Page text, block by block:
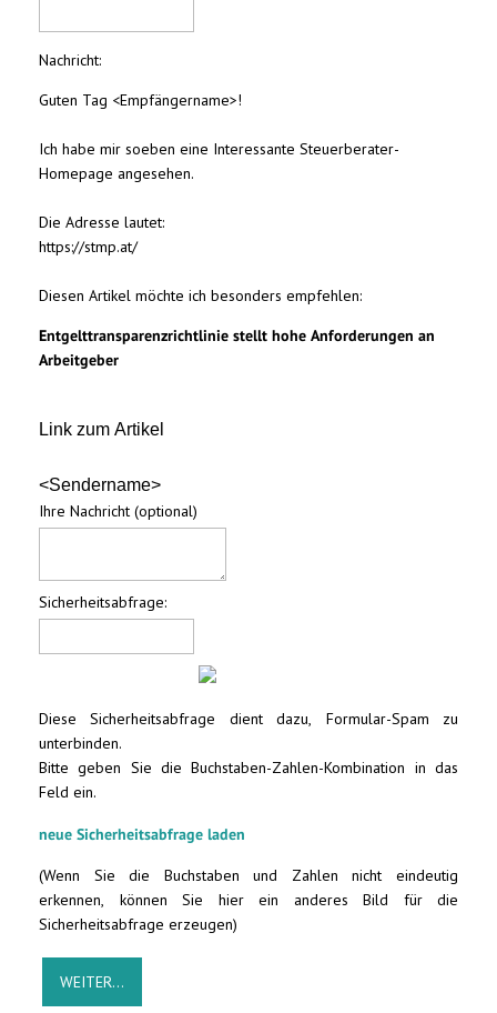
Nachricht:
Guten Tag <Empfängername>!
Ich habe mir soeben eine Interessante Steuerberater-
Homepage angesehen.
Die Adresse lautet:
https://stmp.at/
Diesen Artikel möchte ich besonders empfehlen:
Entgelttransparenz​­richtlinie stellt hohe Anforderungen an
Arbeitgeber
Link zum Artikel
<Sendername>
Ihre Nachricht (optional)
Sicherheitsabfrage:
Diese Sicherheitsabfrage dient dazu, Formular-Spam zu
unterbinden.
Bitte geben Sie die Buchstaben-Zahlen-Kombination in das
Feld ein.
neue Sicherheitsabfrage laden
(Wenn Sie die Buchstaben und Zahlen nicht eindeutig
erkennen, können Sie hier ein anderes Bild für die
Sicherheitsabfrage erzeugen)